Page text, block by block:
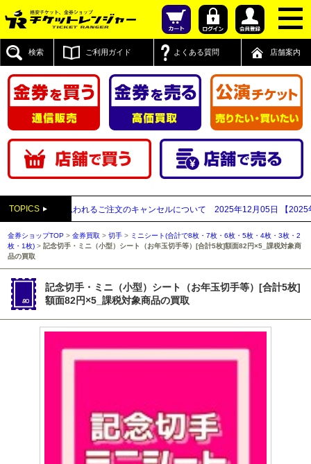
検索 ご利用ガイド よくある質問 店舗案内
TOPICS
業者と思われるご注文のキャンセルについて 2025年12月05日 【2025年～
金券ショップTOP >金券買取 >切手 > ミニシート(合計で8枚・7枚・6枚・5枚・4枚・3枚・2
枚・1枚) >記念切手・ミニ（小型）シート（お年玉切手等）[合計5枚]額面82円×5_課税対象商
品の買取
記念切手・ミニ（小型）シート（お年玉切手等）[合計5枚]
額面82円×5_課税対象商品の買取